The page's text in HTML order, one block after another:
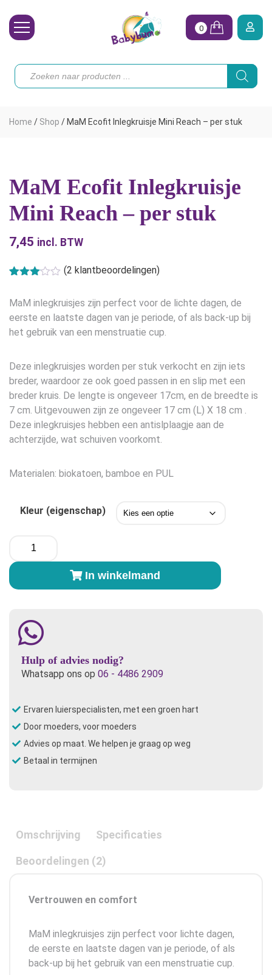
Toebehoren
Onze merken
Hoe begin ik?
0
Producten
zoeken
Home / Shop / MaM Ecofit Inlegkruisje Mini Reach – per stuk
MaM Ecofit Inlegkruisje
Mini Reach – per stuk
7,45 incl. BTW
op 5
gebaseerd
op
klant
(2 klantbeoordelingen)
MaM inlegkruisjes zijn perfect voor de lichte dagen, de
eerste en laatste dagen van je periode, of als back-up bij
het gebruik van een menstruatie cup.
Deze inlegkruisjes worden per stuk verkocht en zijn iets
breder, waardoor ze ook goed passen in en slip met een
breder kruis. De lengte is ongeveer 17cm, en de breedte is
7 cm. Uitgevouwen zijn ze ongeveer 17 cm (L) X 18 cm .
Deze inlegkruisjes hebben een antislplaagje aan de
achterzijde, wat schuiven voorkomt.
Materialen: biokatoen, bamboe en PUL
Kleur (eigenschap)
Inlegkruisje
Mini
per
stuk
aantal
In winkelmand
Hulp of advies nodig?
Whatsapp ons op 06 - 4486 2909
Ervaren luierspecialisten, met een groen hart
Door moeders, voor moeders
Advies op maat. We helpen je graag op weg
Betaal in termijnen
Omschrijving Specificaties
Beoordelingen (2)
Vertrouwen en comfort
MaM inlegkruisjes zijn perfect voor lichte dagen,
de eerste en laatste dagen van je periode, of als
back-up bij het gebruik van een menstruatie cup.